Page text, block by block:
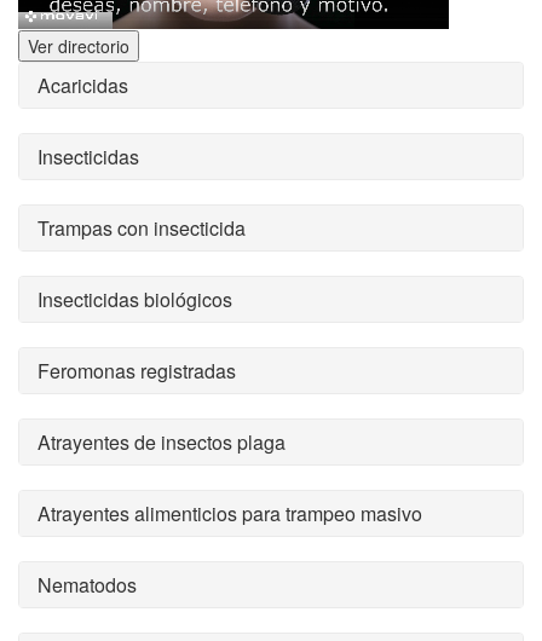
Ver directorio
Acaricidas
Insecticidas
Trampas con insecticida
Insecticidas biológicos
Feromonas registradas
Atrayentes de insectos plaga
Atrayentes alimenticios para trampeo masivo
Nematodos